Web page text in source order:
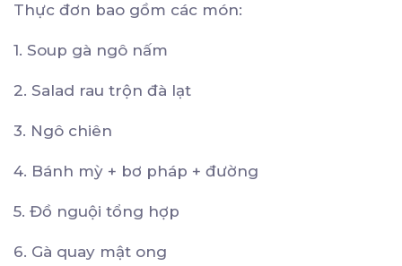
Thực đơn bao gồm các món:
1. Soup gà ngô nấm
2. Salad rau trộn đà lạt
3. Ngô chiên
4. Bánh mỳ + bơ pháp + đường
5. Đồ nguội tổng hợp
6. Gà quay mật ong